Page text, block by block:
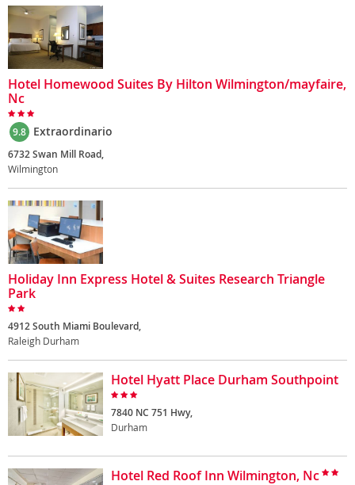
Hotel Homewood Suites By Hilton Wilmington/mayfaire,
Nc
9.8 Extraordinario
6732 Swan Mill Road,
Wilmington
Holiday Inn Express Hotel & Suites Research Triangle
Park
4912 South Miami Boulevard,
Raleigh Durham
Hotel Hyatt Place Durham Southpoint
7840 NC 751 Hwy,
Durham
Hotel Red Roof Inn Wilmington, Nc